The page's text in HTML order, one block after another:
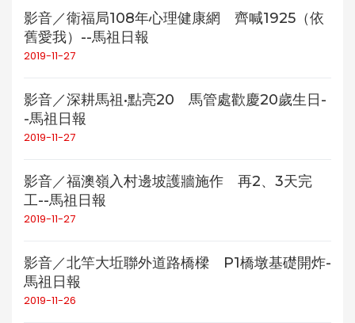
影音／衛福局108年心理健康網 齊喊1925（依
舊愛我）--馬祖日報
2019-11-27
影音／深耕馬祖•點亮20 馬管處歡慶20歲生日-
-馬祖日報
2019-11-27
影音／福澳嶺入村邊坡護牆施作 再2、3天完
工--馬祖日報
2019-11-27
影音／北竿大坵聯外道路橋樑 P1橋墩基礎開炸-
馬祖日報
2019-11-26